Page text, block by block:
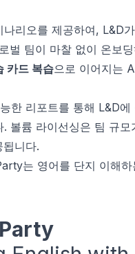
리오를 제공하여, L&D
팀이 마찰 없이 온보
카드 복습으로 이어지는
리포트를 통해 L&D
볼륨 라이선싱은 팀 규
니다.
는 영어를 단지 이해하